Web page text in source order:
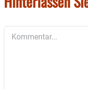
Die Familienführung